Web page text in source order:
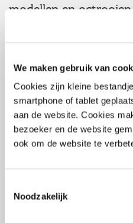
We maken gebruik van
Cookies zijn kleine
smartphone of tablet
aan de website. Cookies
bezoeker en de website
ook om de website te
Noodzakelijk
modellen en octrooien
Je hebt een nieuw idee en je wil
informeren je rond auteursrecht,
en al je vragen over intellectuele
Boek hier
een persoonlijk gesprek;
met één of meerdere